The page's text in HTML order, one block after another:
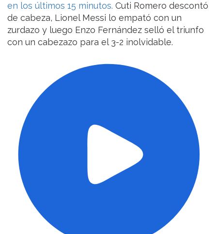
en los últimos 15 minutos. Cuti Romero descontó
de cabeza, Lionel Messi lo empató con un
zurdazo y luego Enzo Fernández selló el triunfo
con un cabezazo para el 3-2 inolvidable.